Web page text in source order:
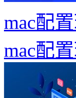
mac配
mac配